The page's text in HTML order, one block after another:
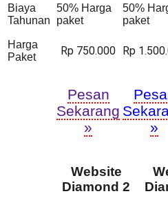
Biaya
Tahunan
50% Harga
paket
50%
paket
Harga
Paket
Rp 750.000 Rp
Pesan
Sekarang
»
»
Website
Diamond 2